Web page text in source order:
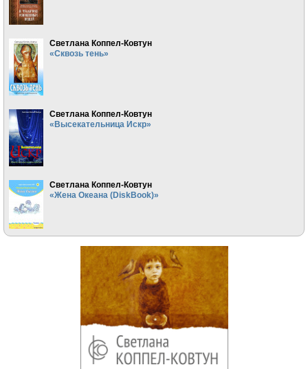
Светлана Коппел-Ковтун
«Сквозь тень»
Светлана Коппел-Ковтун
«Высекательница Искр»
Светлана Коппел-Ковтун
«Жена Океана (DiskBook)»